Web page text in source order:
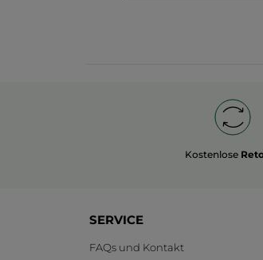
Kostenlose
SERVICE
FAQs und Kontakt